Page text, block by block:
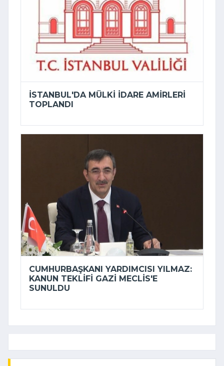
İSTANBUL'DA MÜLKI IDARE AMIRLERI
TOPLANDI
CUMHURBAŞKANI YARDIMCISI YILMAZ:
KANUN TEKLIFI GAZI MECLIS'E
SUNULDU